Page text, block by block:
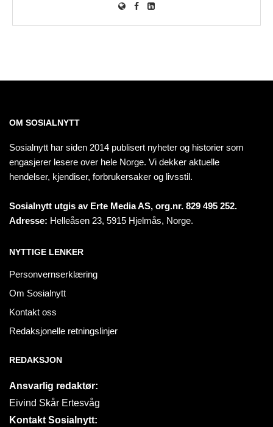
OM SOSIALNYTT
Sosialnytt har siden 2014 publisert nyheter og historier som
engasjerer lesere over hele Norge. Vi dekker aktuelle
hendelser, kjendiser, forbrukersaker og livsstil.
Sosialnytt utgis av Erte Media AS, org.nr. 829 495 252.
Adresse: Helleåsen 23, 5915 Hjelmås, Norge.
NYTTIGE LENKER
Personvernserklæring
Om Sosialnytt
Kontakt oss
Redaksjonelle retningslinjer
REDAKSJON
Ansvarlig redaktør:
Eivind Skår Ertesvåg
Kontakt Sosialnytt: